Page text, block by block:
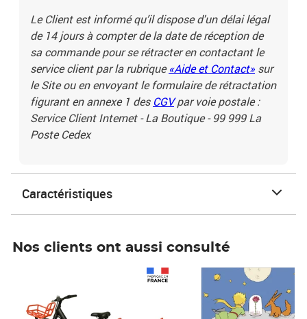
Le Client est informé qu’il dispose d'un délai légal
de 14 jours à compter de la date de réception de
sa commande pour se rétracter en contactant le
service client par la rubrique«Aide et Contact» sur
le Site ou en envoyant le formulaire de rétractation
figurant en annexe 1 des CGVpar voie postale :
Service Client Internet - La Boutique - 99 999 La
Poste Cedex
Caractéristiques
Nos clients ont aussi consulté
Prix 7,50€